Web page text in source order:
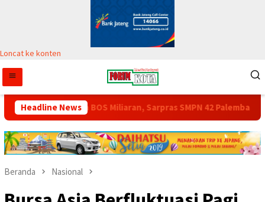
Loncat ke konten
Headline News
Dana BOS Miliaran, Sarpras SMPN 42 Palembang
Beranda Nasional